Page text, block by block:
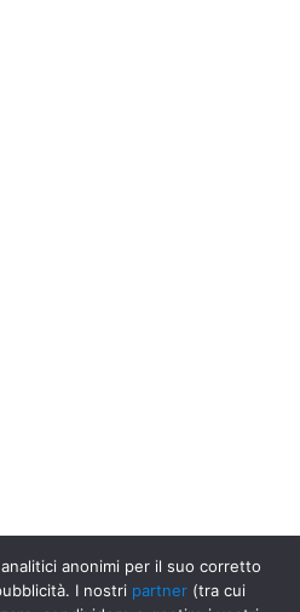
a Genova Poste Italiane Spa -
anonimi per il suo corretto
I nostri partner (tra cui